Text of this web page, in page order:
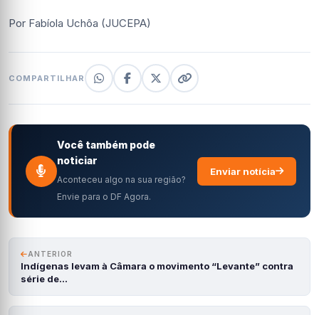
Por Fabíola Uchôa (JUCEPA)
COMPARTILHAR
Você também pode
noticiar
Aconteceu algo na sua região?
Envie para o DF Agora.
Enviar notícia
ANTERIOR
Indígenas levam à Câmara o movimento “Levante” contra
série de…